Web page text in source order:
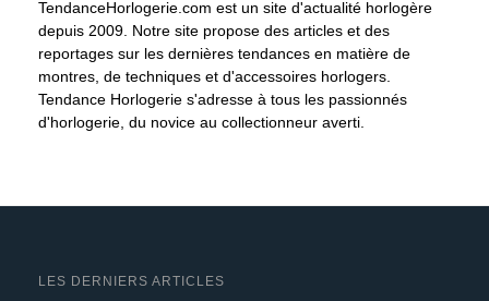
TendanceHorlogerie.com est un site d'actualité horlogère
depuis 2009. Notre site propose des articles et des
reportages sur les dernières tendances en matière de
montres, de techniques et d'accessoires horlogers.
Tendance Horlogerie s'adresse à tous les passionnés
d'horlogerie, du novice au collectionneur averti.
LES DERNIERS ARTICLES